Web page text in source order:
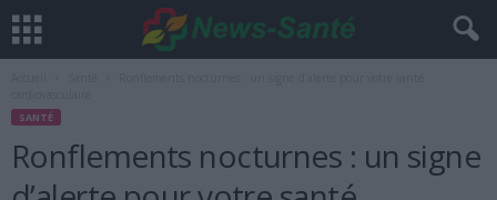
SANTÉ
Ronflements nocturnes : un signe